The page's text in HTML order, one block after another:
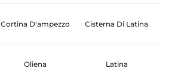
Cortina D'ampezzo Cisterna Di Latina
Oliena Latina